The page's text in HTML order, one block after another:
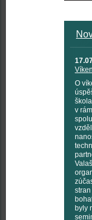
O
v
byly